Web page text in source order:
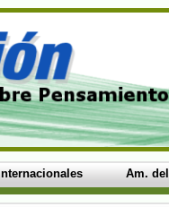
Internacionales Am.